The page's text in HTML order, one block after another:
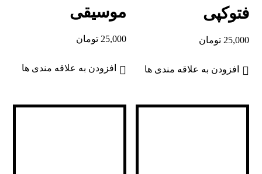
فتوکپی
25,000 تومان
افزودن به علاقه مندی ها
موسیقی
25,000 تومان
افزودن به علاقه مندی ها